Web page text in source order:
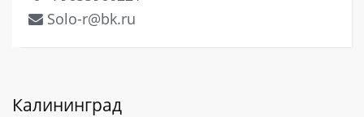
Solo-r@bk.ru
Калининград